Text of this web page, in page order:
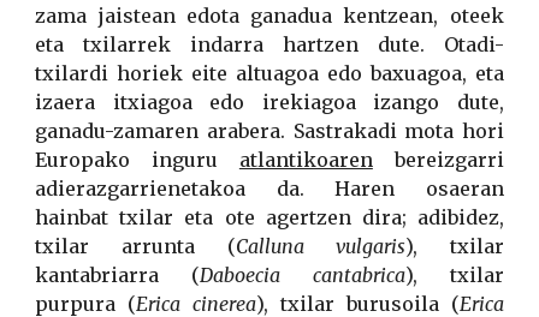
zama jaistean edota ganadua kentzean, oteek
eta txilarrek indarra hartzen dute. Otadi-
txilardi horiek eite altuagoa edo baxuagoa, eta
izaera itxiagoa edo irekiagoa izango dute,
ganadu-zamaren arabera. Sastrakadi mota hori
Europako inguru atlantikoarenbereizgarri
adierazgarrienetakoa da. Haren osaeran
hainbat txilar eta ote agertzen dira; adibidez,
txilar arrunta (Calluna vulgaris), txilar
kantabriarra (Daboecia cantabrica), txilar
purpura (Erica cinerea), txilar burusoila (Erica